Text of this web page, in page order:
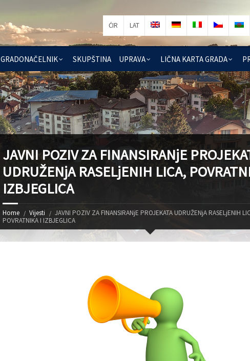
GRADONAČELNIK SKUPŠTINA UPRAVA LIČNA KARTA GRADA
ĆIR LAT
JAVNI POZIV ZA FINANSIRANjE
UDRUŽENjA RASELjENIH LICA,
IZBJEGLICA
Home Vijesti
JAVNI POZIV ZA FINANSIRANjE PROJEKATA UDRUŽENjA RASELjENIH
POVRATNIKA I IZBJEGLICA